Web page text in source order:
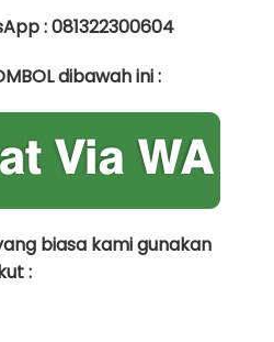
: 081322300604
dibawah ini :
biasa kami gunakan
: